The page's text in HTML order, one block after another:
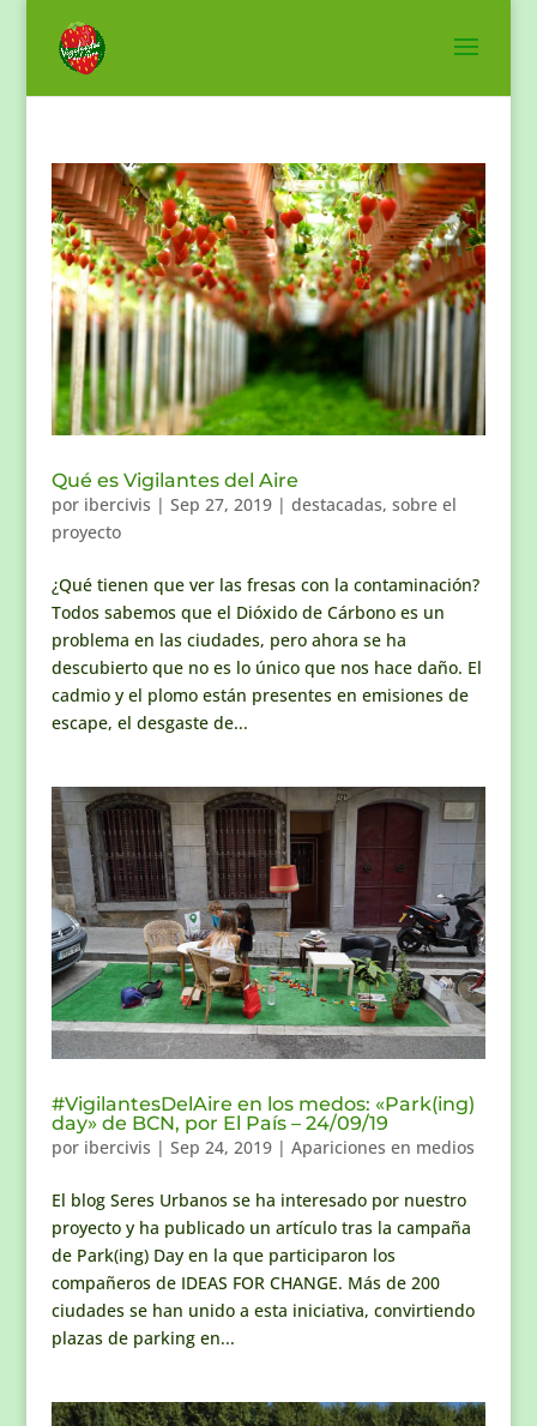
Qué es Vigilantes del Aire
por ibercivis | Sep 27, 2019| destacadas, sobre el
proyecto
¿Qué tienen que ver las fresas con la contaminación?
Todos sabemos que el Dióxido de Cárbono es un
problema en las ciudades, pero ahora se ha
descubierto que no es lo único que nos hace daño. El
cadmio y el plomo están presentes en emisiones de
escape, el desgaste de...
#VigilantesDelAire en los medos: «Park(ing)
day» de BCN, por El País – 24/09/19
por ibercivis | Sep 24, 2019| Apariciones en medios
El blog Seres Urbanos se ha interesado por nuestro
proyecto y ha publicado un artículo tras la campaña
de Park(ing) Day en la que participaron los
compañeros de IDEAS FOR CHANGE. Más de 200
ciudades se han unido a esta iniciativa, convirtiendo
plazas de parking en...